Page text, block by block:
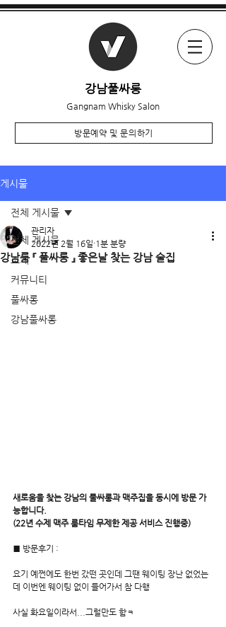
강남풀싸롱
Gangnam Whisky Salon
방문예약 및 문의하기
게시물
전체 게시물
소개
커뮤니티
풀싸롱
강남풀싸롱
전체 게시물
강남룸 『 풀싸롱 』 좋은날 찾는 강남 술집
관리자
2022년 2월 16일 1분 분량
새로움을 찾는 강남의 풀싸롱과 맥주집을 동시에 방문 가
능합니다.
(22년 수제 맥주 룸타임 무제한 제공 서비스 진행중)
■ 방문후기 :
요기 예쩐에도 한번 갔떤 곳인데 그땐 웨이팅 장난 없었는
데 이번엔 웨이팅 없이 들어가서 참 다행
사실 화요일이라서...그럴만도 함ㅋ